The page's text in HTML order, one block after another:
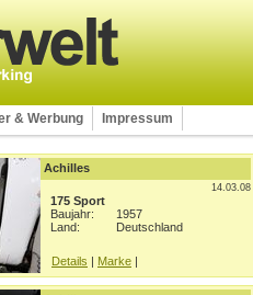
& Werbung Impressum
Achilles
14.03.08
175 Sport
Baujahr:
1957
Land:
Deutschland
Details | Marke |